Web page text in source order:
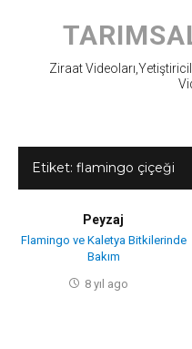
Ziraat
Etiket: flamingo çiçeği
Peyzaj
Flamingo ve Kaletya Bitkilerinde
Bakım
8 yıl ago